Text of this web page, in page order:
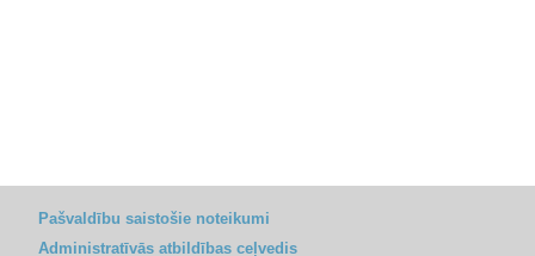
Pašvaldību saistošie noteikumi
Administratīvās atbildības ceļvedis